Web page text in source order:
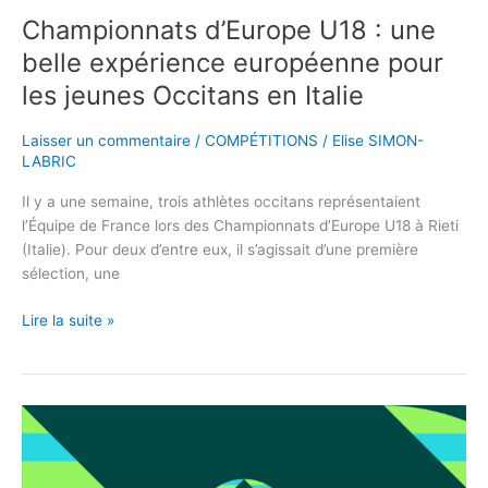
Championnats d’Europe U18 : une
belle expérience européenne pour
les jeunes Occitans en Italie
Laisser un commentaire / COMPÉTITIONS / Elise SIMON-
LABRIC
Il y a une semaine, trois athlètes occitans représentaient
l’Équipe de France lors des Championnats d’Europe U18 à Rieti
(Italie). Pour deux d’entre eux, il s’agissait d’une première
sélection, une
Lire la suite »
Les
Championnats
du